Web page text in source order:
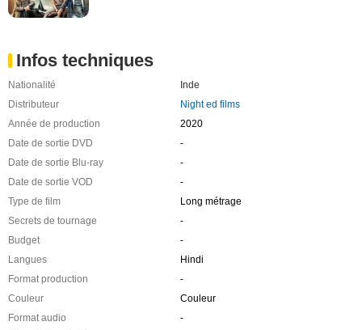
Infos techniques
Nationalité
Inde
Distributeur
Night ed films
Année de production
2020
Date de sortie DVD
-
Date de sortie Blu-ray
-
Date de sortie VOD
-
Type de film
Long métrage
Secrets de tournage
-
Budget
-
Langues
Hindi
Format production
-
Couleur
Couleur
Format audio
-